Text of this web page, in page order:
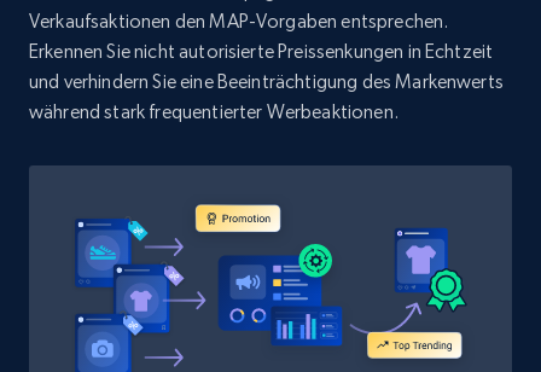
Verkaufsaktionen den MAP-Vorgaben entsprechen.
Erkennen Sie nicht autorisierte Preissenkungen in Echtzeit
und verhindern Sie eine Beeinträchtigung des Markenwerts
während stark frequentierter Werbeaktionen.